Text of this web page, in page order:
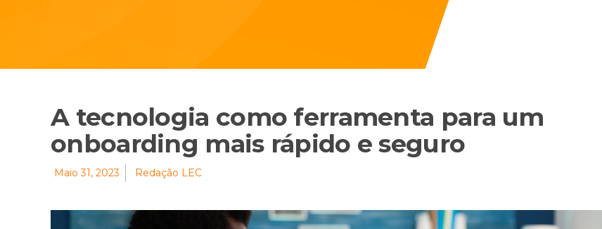
A tecnologia como ferramenta para um
onboarding mais rápido e seguro
Maio 31, 2023 Redação LEC